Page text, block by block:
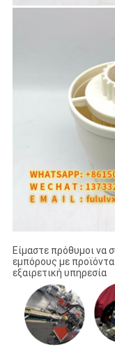
Είμαστε πρόθυμοι να
εμπόρους με
εξαιρετική υπηρεσία